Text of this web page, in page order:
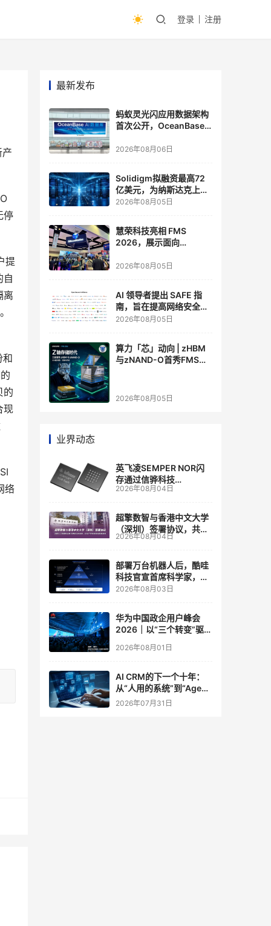
登录 注册
停
提
自
离
和
的
现
络
最新发布
蚂蚁灵光闪应用数据架构
首次公开，OceanBase
2026年08月06日
Solidigm拟融资最高72
亿美元，为纳斯达克上市
做准备
2026年08月05日
慧荣科技亮相 FMS
2026，展示面向
存储方案
2026年08月05日
AI 领导者提出 SAFE 指
南，旨在提高网络安全透
明度
2026年08月05日
算力「芯」动向 | zHBM
与zNAND-O首秀FMS
个维度，z轴算盘的魅力
2026年08月05日
业界动态
英飞凌SEMPER NOR闪
存通过信骅科技
AST2700 BMC认证，全
管理
2026年08月04日
超擎数智与香港中文大学
（深圳）签署协议，共建
人工智能和边缘计算联合
2026年08月04日
部署万台机器人后，酷哇
科技官宣首席科学家，要
让世界模型交付生产力
2026年08月03日
华为中国政企用户峰会
2026｜以“三个转变”驱动
2026年08月01日
AI CRM的下一个十年：
从“人用的系统”到“Agent
调用的底座”
2026年07月31日